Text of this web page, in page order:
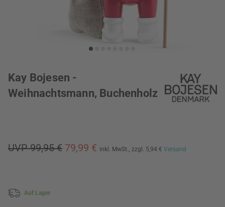
Kay Bojesen -
Weihnachtsmann, Buchenholz
UVP 99,95 € 79,99 € inkl. MwSt., zzgl. 5,94 € Versand
Auf Lager